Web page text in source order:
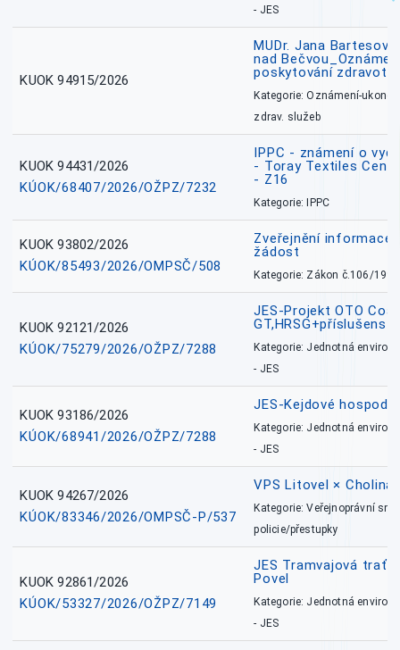
- JES
KUOK 94915/2026
MUDr. Jana
nad
poskytování
Kategorie: Oznámení-
zdrav. služeb
KUOK 94431/2026
KÚOK/68407/2026/OŽPZ/7232
IPPC - známení o
- Toray Textiles
- Z16
Kategorie: IPPC
KUOK 93802/2026
KÚOK/85493/2026/OMPSČ/508
Zveřejnění informace
žádost
Kategorie: Zákon č.106/1999
KUOK 92121/2026
KÚOK/75279/2026/OŽPZ/7288
JES-Projekt OTO
Kategorie: Jednotná
- JES
KUOK 93186/2026
KÚOK/68941/2026/OŽPZ/7288
JES-Kejdové
Kategorie: Jednotná
- JES
KUOK 94267/2026
KÚOK/83346/2026/OMPSČ-P/537
VPS Litovel ×
Kategorie: Veřejnoprávní
policie/přestupky
KUOK 92861/2026
KÚOK/53327/2026/OŽPZ/7149
JES Tramvajová trať
Povel
Kategorie: Jednotná
- JES